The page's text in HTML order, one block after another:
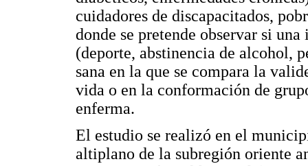
cuidadores de discapacitados,
donde se pretende observar si
(deporte, abstinencia de alcohol,
sana en la que se compara la
vida o en la conformación de
enferma.
El estudio se realizó en el
altiplano de la subregión oriente